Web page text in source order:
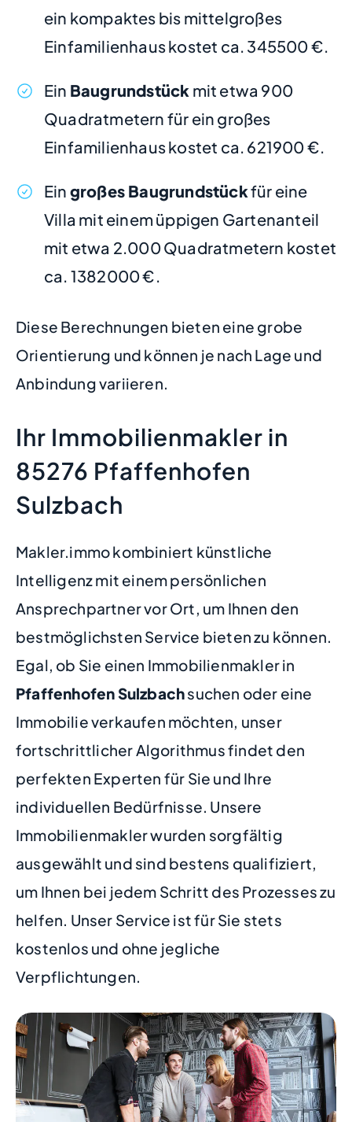
ein kompaktes bis mittelgroßes
Einfamilienhaus kostet ca. 345500 €.
Ein Baugrundstück mit etwa 900
Quadratmetern für ein großes
Einfamilienhaus kostet ca. 621900 €.
Ein großes Baugrundstückfür eine
Villa mit einem üppigen Gartenanteil
mit etwa 2.000 Quadratmetern kostet
ca. 1382000 €.
Diese Berechnungen bieten eine grobe
Orientierung und können je nach Lage und
Anbindung variieren.
Ihr Immobilienmakler in
85276 Pfaffenhofen
Sulzbach
Makler.immo kombiniert künstliche
Intelligenz mit einem persönlichen
Ansprechpartner vor Ort, um Ihnen den
bestmöglichsten Service bieten zu können.
Egal, ob Sie einen Immobilienmakler in
Pfaffenhofen Sulzbachsuchen oder eine
Immobilie verkaufen möchten, unser
fortschrittlicher Algorithmus findet den
perfekten Experten für Sie und Ihre
individuellen Bedürfnisse. Unsere
Immobilienmakler wurden sorgfältig
ausgewählt und sind bestens qualifiziert,
um Ihnen bei jedem Schritt des Prozesses zu
helfen. Unser Service ist für Sie stets
kostenlos und ohne jegliche
Verpflichtungen.